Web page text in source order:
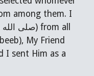
among them. I
My Friend
I sent Him as a